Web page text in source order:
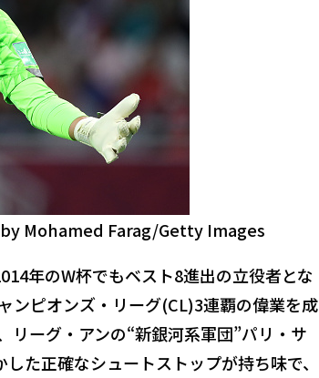
by Mohamed Farag/Getty Images
年のW杯でもベスト8進出の立役者とな
ンピオンズ・リーグ(CL)3連覇の偉業を成
リーグ・アンの“新銀河系軍団”パリ・サ
た正確なシュートストップが持ち味で、